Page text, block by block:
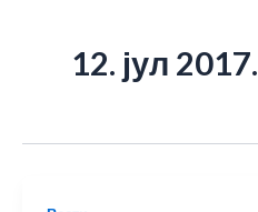
12. јул 2017.